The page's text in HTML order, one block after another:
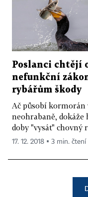
Poslanci chtějí
nefunkční
rybářům škody
Ač působí
neohrabaně,
doby "vysát" chovný
17. 12. 2018 ▪ 3 min. čtení